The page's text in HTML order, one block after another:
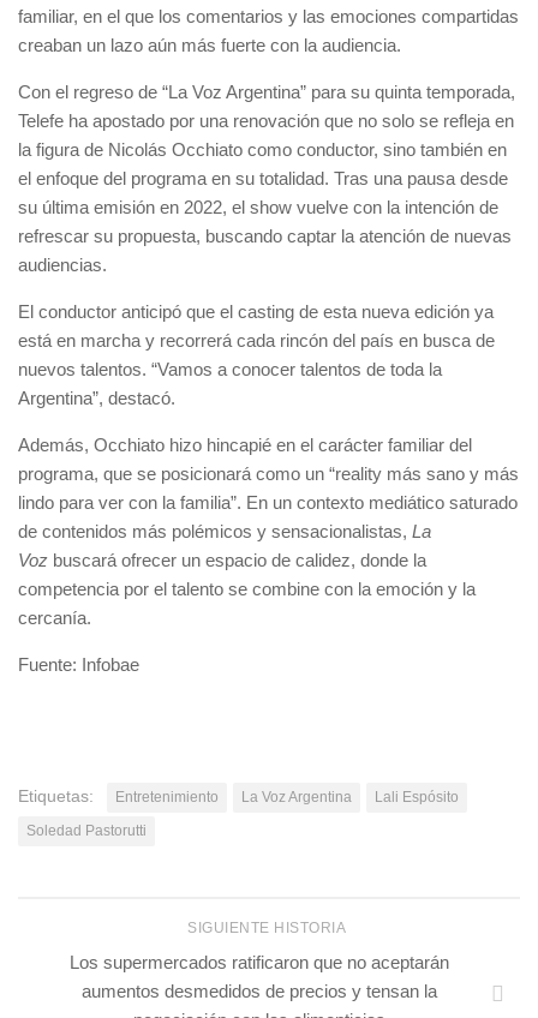
familiar, en el que los comentarios y las emociones compartidas
creaban un lazo aún más fuerte con la audiencia.
Con el regreso de “La Voz Argentina” para su quinta temporada,
Telefe ha apostado por una renovación que no solo se refleja en
la figura de Nicolás Occhiato como conductor, sino también en
el enfoque del programa en su totalidad. Tras una pausa desde
su última emisión en 2022, el show vuelve con la intención de
refrescar su propuesta, buscando captar la atención de nuevas
audiencias.
El conductor anticipó que el casting de esta nueva edición ya
está en marcha y recorrerá cada rincón del país en busca de
nuevos talentos. “Vamos a conocer talentos de toda la
Argentina”, destacó.
Además, Occhiato hizo hincapié en el carácter familiar del
programa, que se posicionará como un “reality más sano y más
lindo para ver con la familia”. En un contexto mediático saturado
de contenidos más polémicos y sensacionalistas, La
Voz buscará ofrecer un espacio de calidez, donde la
competencia por el talento se combine con la emoción y la
cercanía.
Fuente: Infobae
Etiquetas: Entretenimiento La Voz Argentina
Lali Espósito
Soledad Pastorutti
SIGUIENTE HISTORIA
Los supermercados ratificaron que no aceptarán
aumentos desmedidos de precios y tensan la